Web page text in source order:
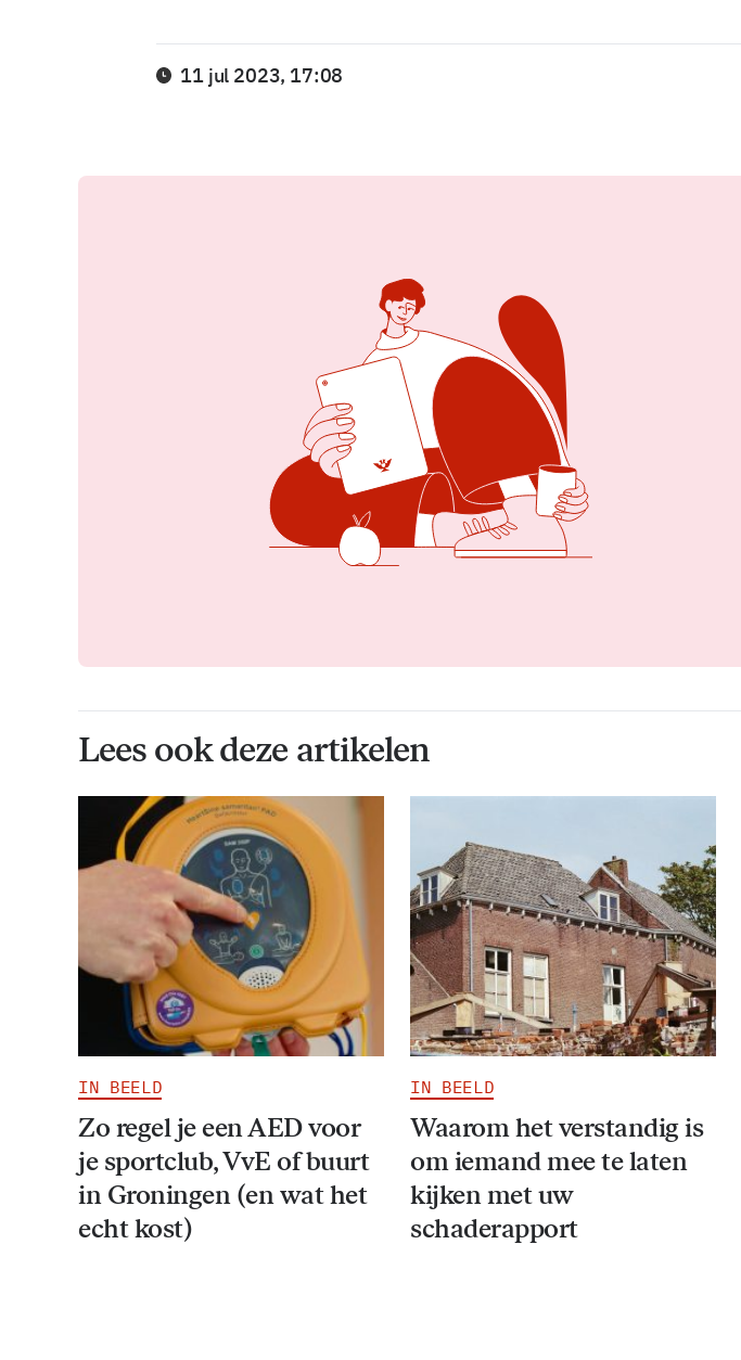
11 jul 2023, 17:08
Lees ook deze artikelen
IN BEELD
Zo regel je een AED voor
je sportclub, VvE of buurt
in Groningen (en wat het
echt kost)
IN BEELD
Waarom het verstandig is
om iemand mee te laten
kijken met uw
schaderapport